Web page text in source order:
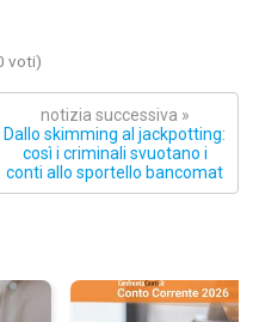
voti)
notizia successiva »
Dallo skimming al jackpotting:
così i criminali svuotano i
conti allo sportello bancomat